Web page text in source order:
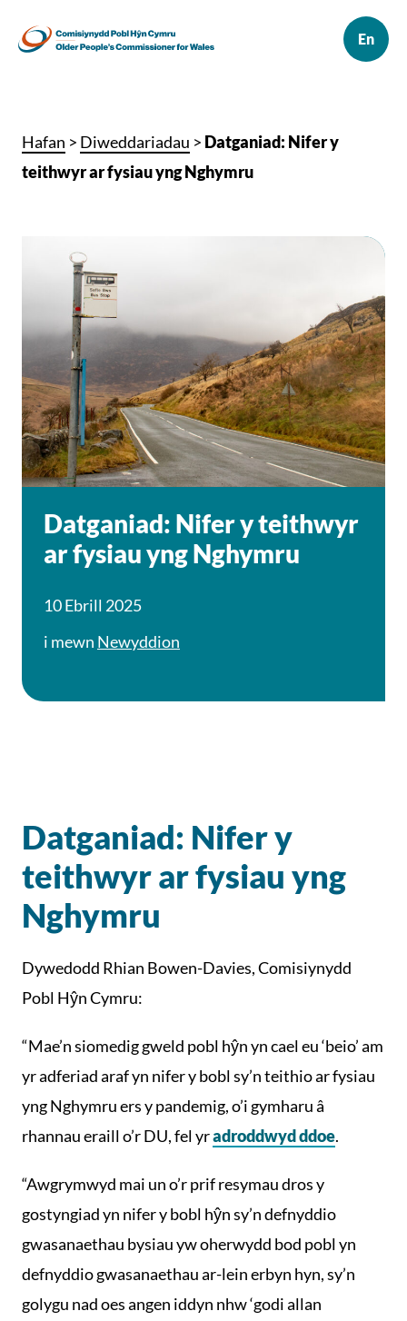
Hafan > Diweddariadau > Datganiad: Nifer y
teithwyr ar fysiau yng Nghymru
Datganiad: Nifer y teithwyr
ar fysiau yng Nghymru
10 Ebrill 2025
i mewn Newyddion
Datganiad: Nifer y
teithwyr ar fysiau yng
Nghymru
Dywedodd Rhian Bowen-Davies, Comisiynydd
Pobl Hŷn Cymru:
“Mae’n siomedig gweld pobl hŷn yn cael eu ‘beio’ am
yr adferiad araf yn nifer y bobl sy’n teithio ar fysiau
yng Nghymru ers y pandemig, o’i gymharu â
rhannau eraill o’r DU, fel yradroddwyd ddoe.
“Awgrymwyd mai un o’r prif resymau dros y
gostyngiad yn nifer y bobl hŷn sy’n defnyddio
gwasanaethau bysiau yw oherwydd bod pobl yn
defnyddio gwasanaethau ar-lein erbyn hyn, sy’n
golygu nad oes angen iddyn nhw ‘godi allan